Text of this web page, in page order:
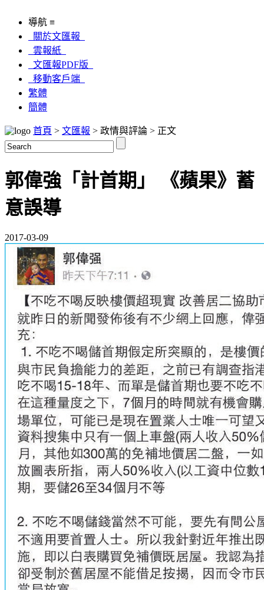
導航 ≡
關於文匯報
雲報紙
文匯報PDF版
移動客戶端
繁體
簡體
首頁 > 文匯報 > 政情與評論 > 正文
郭偉強「計首期」 《蘋果》蓄
意誤導
2017-03-09